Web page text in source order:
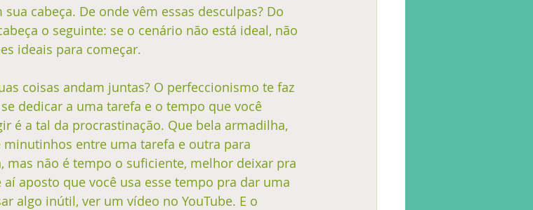
cabeça. De onde vêm essas desculpas? Do
o seguinte: se o cenário não está ideal, não
ideais para começar.
coisas andam juntas? O perfeccionismo te faz
dedicar a uma tarefa e o tempo que você
é a tal da procrastinação. Que bela armadilha,
minutinhos entre uma tarefa e outra para
mas não é tempo o suficiente, melhor deixar pra
aposto que você usa esse tempo pra dar uma
algo inútil, ver um vídeo no YouTube. E o